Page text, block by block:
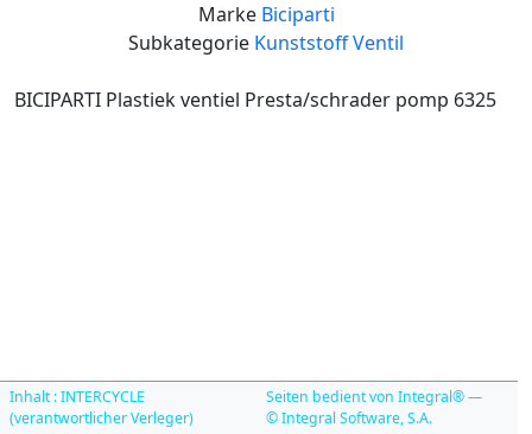
Marke Biciparti
Subkategorie Kunststoff Ventil
BICIPARTI Plastiek ventiel Presta/schrader pomp 6325
Inhalt : INTERCYCLE
(verantwortlicher Verleger)
Seiten bedient von Integral® —
© Integral Software, S.A.